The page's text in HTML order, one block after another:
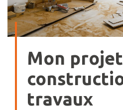
Mon
travaux